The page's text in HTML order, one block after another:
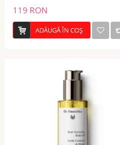
119 RON
ADĂUGĂ ÎN COŞ